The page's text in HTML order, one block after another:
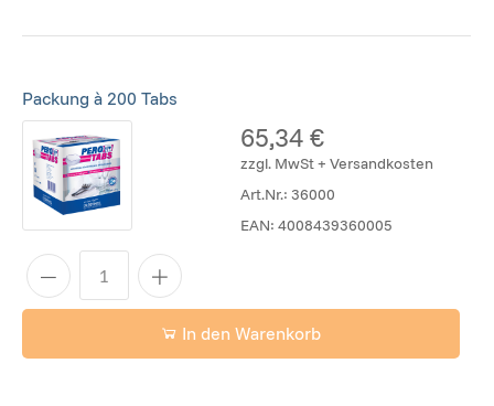
Packung à 200 Tabs
65,34 €
zzgl. MwSt + Versandkosten
Art.Nr.:36000
EAN:4008439360005
In den Warenkorb